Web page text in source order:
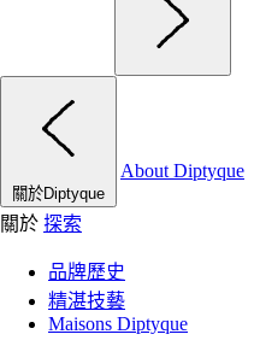
關於Diptyque
About Diptyque
關於 探索
品牌歷史
精湛技藝
Maisons Diptyque